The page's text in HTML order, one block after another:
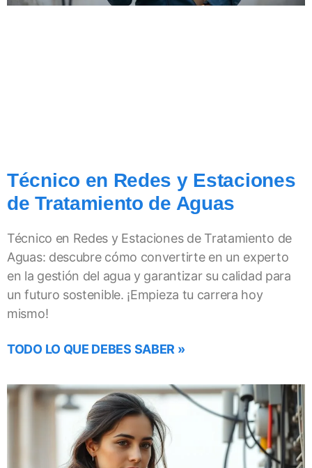
Técnico en Redes y Estaciones
de Tratamiento de Aguas
Técnico en Redes y Estaciones de Tratamiento de
Aguas: descubre cómo convertirte en un experto
en la gestión del agua y garantizar su calidad para
un futuro sostenible. ¡Empieza tu carrera hoy
mismo!
TODO LO QUE DEBES SABER »